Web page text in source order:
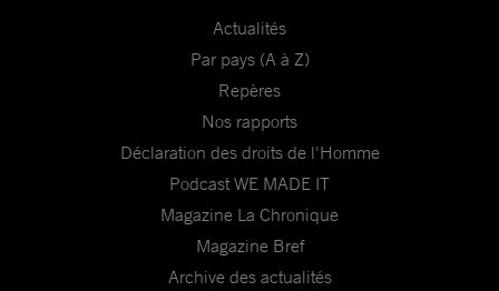
Actualités
Par pays (A à Z)
Repères
Nos rapports
Déclaration des droits de l'Homme
Podcast WE MADE IT
Magazine La Chronique
Magazine Bref
Archive des actualités